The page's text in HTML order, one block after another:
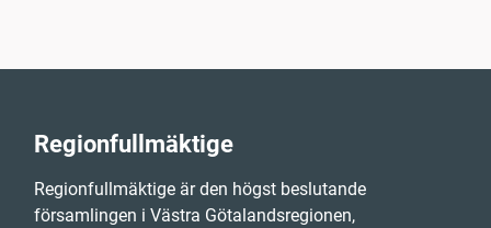
Regionfullmäktige
Regionfullmäktige är den högst beslutande
församlingen i Västra Götalandsregionen,